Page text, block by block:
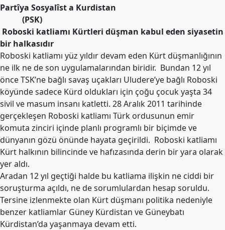
Broşür
Bültenler
Raporlar
Deklerasyonlar
İLETIŞIM
Partîya Sosyalîst a Kurdistan
(PSK)
Roboski katliamı Kürtleri düşman kabul eden siyasetin
bir halkasıdır
Roboski katliamı yüz yıldır devam eden Kürt düşmanlığının
ne ilk ne de son uygulamalarından biridir. Bundan 12 yıl
önce TSK’ne bağlı savaş uçakları Uludere’ye bağlı Roboski
köyünde sadece Kürd oldukları için çoğu çocuk yaşta 34
sivil ve masum insanı katletti. 28 Aralık 2011 tarihinde
gerçekleşen Roboski katliamı Türk ordusunun emir
komuta zinciri içinde planlı programlı bir biçimde ve
dünyanın gözü önünde hayata geçirildi. Roboski katliamı
Kürt halkının bilincinde ve hafızasında derin bir yara olarak
yer aldı.
Aradan 12 yıl geçtiği halde bu katliama ilişkin ne ciddi bir
soruşturma açıldı, ne de sorumlulardan hesap soruldu.
Tersine izlenmekte olan Kürt düşmanı politika nedeniyle
benzer katliamlar Güney Kürdistan ve Güneybatı
Kürdistan’da yaşanmaya devam etti.